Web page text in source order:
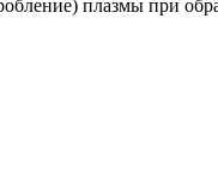
плазмы при